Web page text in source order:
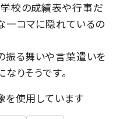
校の成績表や行事だ
一コマに隠れているの
振る舞いや言葉遣いを
りそうです。
使用しています